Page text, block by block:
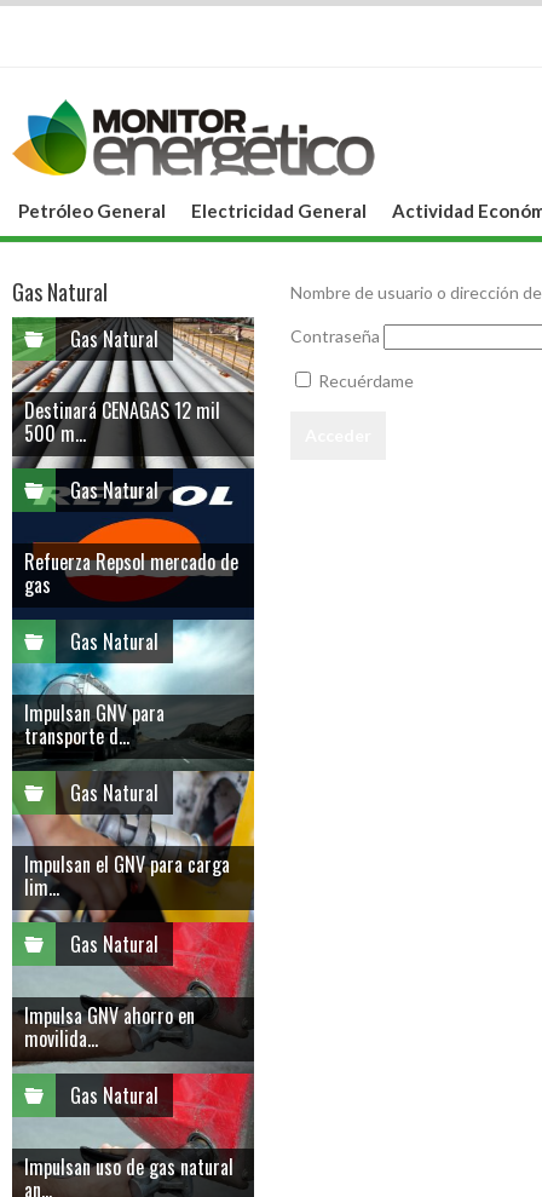
Petróleo General Electricidad General Actividad
Nombre de usuario o dirección
Contraseña
Recuérdame
Gas Natural
Gas Natural
Destinará CENAGAS 12 mil
500 m...
Gas Natural
Refuerza Repsol mercado de
gas
Gas Natural
Impulsan GNV para
transporte d...
Gas Natural
Impulsan el GNV para carga
lim...
Gas Natural
Impulsa GNV ahorro en
movilida...
Gas Natural
Impulsan uso de gas natural
an...